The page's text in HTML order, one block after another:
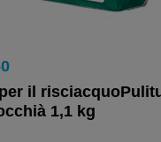
il
1,1 kg